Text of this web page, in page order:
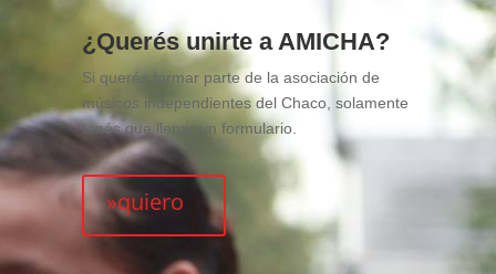
¿Querés unirte a AMICHA?
Si querés formar parte de la asociación de
músicos independientes del Chaco, solamente
tenés que llenar un formulario.
»quiero